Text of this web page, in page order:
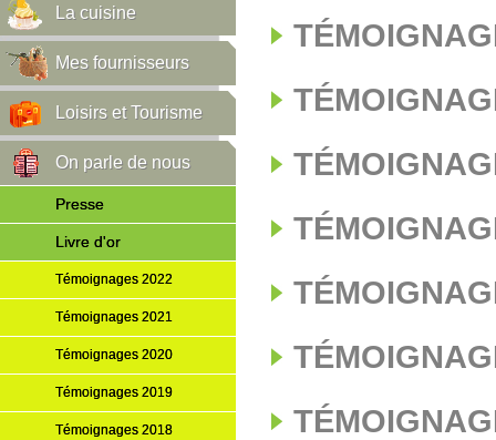
La cuisine
Mes fournisseurs
Loisirs et Tourisme
On parle de nous
Presse
Livre d'or
Témoignages 2022
Témoignages 2021
Témoignages 2020
Témoignages 2019
Témoignages 2018